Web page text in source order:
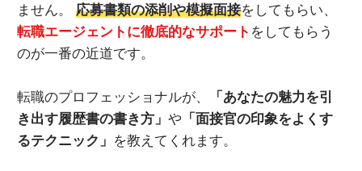
ません。 応募書類の添削や模擬面接をしてもらい、
転職エージェントに徹底的なサポート をしてもらう
のが一番の近道です。
転職のプロフェッショナルが、
「あなたの魅力を引
き出す履歴書の書き方」 や「面接官の印象をよくす
るテクニック」 を教えてくれます。